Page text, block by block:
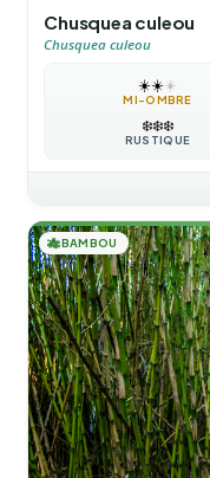
Chusquea culeou
Chusquea culeou
☀️☀️☀️
MI-OMBRE
❄️❄️❄️
RUSTIQUE
🎋BAMBOU